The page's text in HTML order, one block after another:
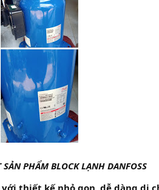
PHẨM BLOCK LẠNH DANFOSS
thiết kế nhỏ gọn, dễ dàng di